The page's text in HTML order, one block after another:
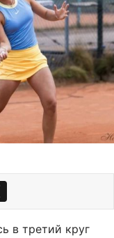
в третий круг